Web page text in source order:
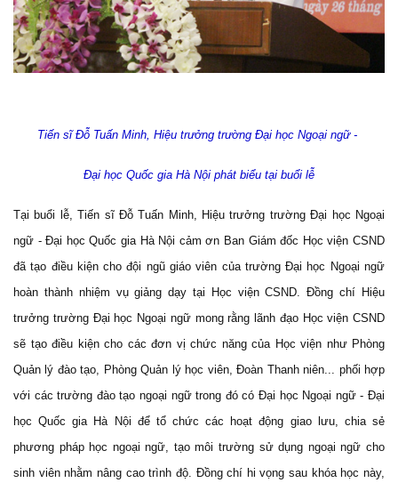
Tiến sĩ Đỗ Tuấn Minh, Hiệu trưởng trường Đại học Ngoại ngữ -
Đại học Quốc gia Hà Nội phát biểu tại buổi lễ
Tại buổi lễ, Tiến sĩ Đỗ Tuấn Minh, Hiệu trưởng trường Đại học Ngoại
ngữ - Đại học Quốc gia Hà Nội cảm ơn Ban Giám đốc Học viện CSND
đã tạo điều kiện cho đội ngũ giáo viên của trường Đại học Ngoại ngữ
hoàn thành nhiệm vụ giảng dạy tại Học viện CSND. Đồng chí Hiệu
trưởng trường Đại học Ngoại ngữ mong rằng lãnh đạo Học viện CSND
sẽ tạo điều kiện cho các đơn vị chức năng của Học viện như Phòng
Quản lý đào tạo, Phòng Quản lý học viên, Đoàn Thanh niên... phối hợp
với các trường đào tạo ngoại ngữ trong đó có Đại học Ngoại ngữ - Đại
học Quốc gia Hà Nội để tổ chức các hoạt động giao lưu, chia sẻ
phương pháp học ngoại ngữ, tạo môi trường sử dụng ngoại ngữ cho
sinh viên nhằm nâng cao trình độ. Đồng chí hi vọng sau khóa học này,